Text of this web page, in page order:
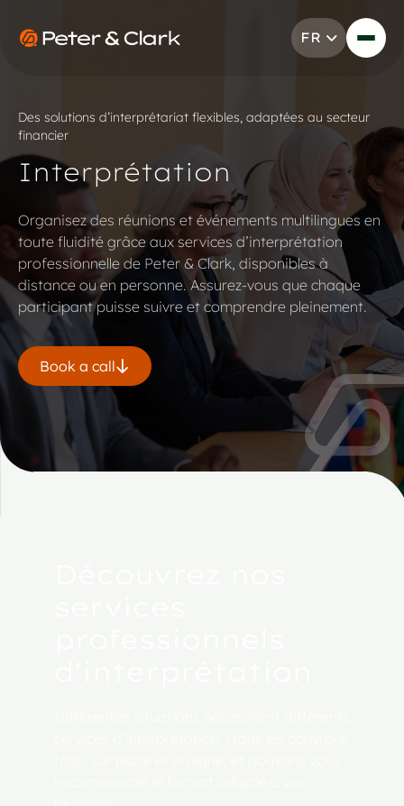
FR
Des solutions d’interprétariat flexibles, adaptées au secteur
financier
Interprétation
Organisez des réunions et événements multilingues en
toute fluidité grâce aux services d’interprétation
professionnelle de Peter & Clark, disponibles à
distance ou en personne. Assurez-vous que chaque
participant puisse suivre et comprendre pleinement.
Book a call